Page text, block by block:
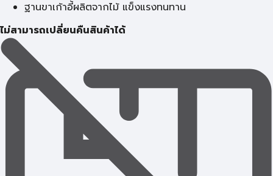
ฐานขาเก้าอี้ผลิตจากไม้ แข็งแรงทนทาน
ไม่สามารถเปลี่ยนคืนสินค้าได้